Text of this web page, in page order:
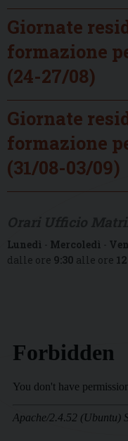
Giornate
formazione
(24-27/08)
Giornate
formazione
(31/08-03/09)
Lunedì - Mercoledì -
dalle ore 9:30 alle ore